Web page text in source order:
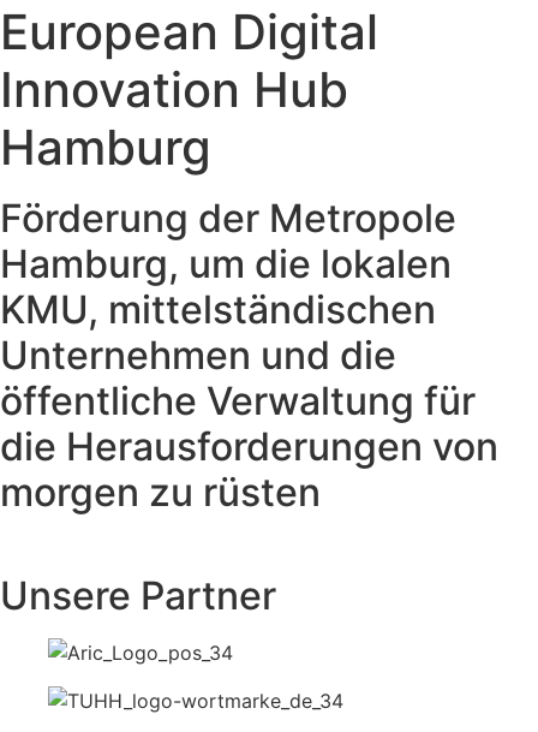
European Digital
Innovation Hub
Hamburg
Förderung der Metropole
Hamburg, um die lokalen
KMU, mittelständischen
Unternehmen und die
öffentliche Verwaltung für
die Herausforderungen von
morgen zu rüsten
Unsere Partner